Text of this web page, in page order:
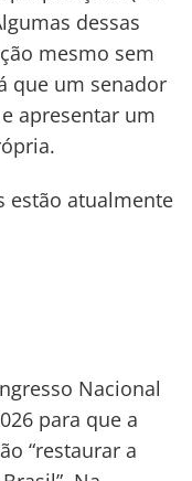
dessas
mesmo sem
que um senador
apresentar um
estão atualmente
Nacional
para que a
“restaurar a